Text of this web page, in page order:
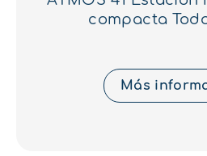
compacta
Más